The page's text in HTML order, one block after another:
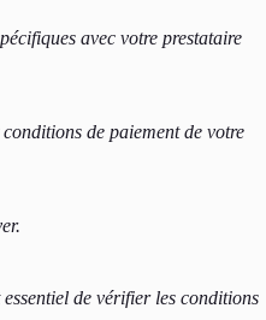
avec votre prestataire
de paiement de votre
de vérifier les conditions